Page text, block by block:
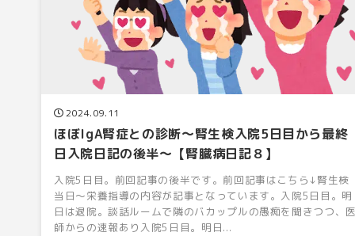
2024.09.11
ほぼIgA腎症との診断〜腎生検入院5日目から最終
日入院日記の後半〜【腎臓病日記８】
入院5日目。前回記事の後半です。前回記事はこちら↓腎生検
当日〜栄養指導の内容が記事となっています。入院5日目。明
日は退院。談話ルームで隣のバカップルの愚痴を聞きつつ、
師からの速報あり入院5日目。明日...